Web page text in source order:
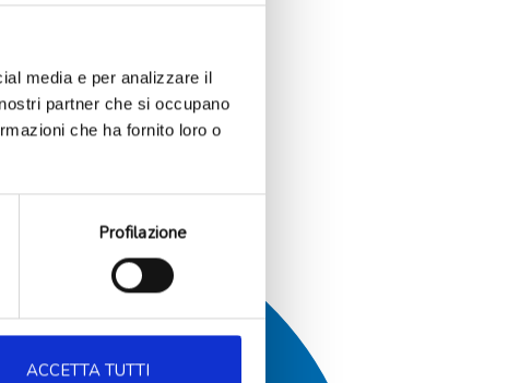
media e per analizzare il
partner che si occupano
che ha fornito loro o
Profilazione
ACCETTA TUTTI